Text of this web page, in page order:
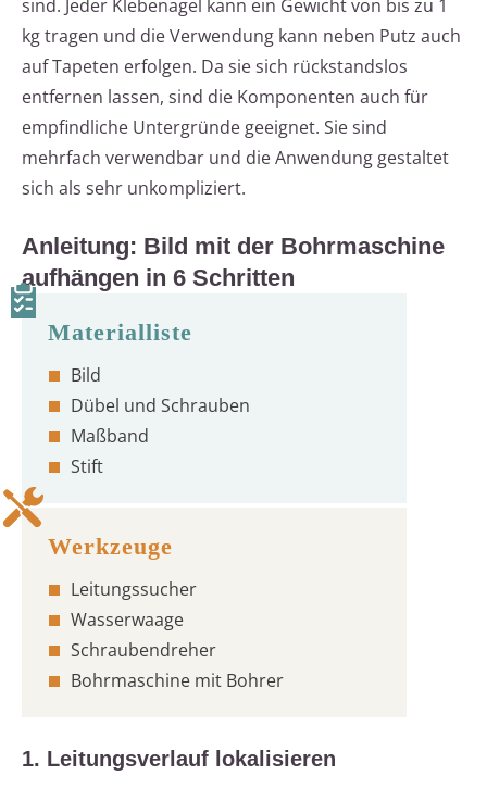
sind. Jeder Klebenagel kann ein Gewicht von bis zu 1
kg tragen und die Verwendung kann neben Putz auch
auf Tapeten erfolgen. Da sie sich rückstandslos
entfernen lassen, sind die Komponenten auch für
empfindliche Untergründe geeignet. Sie sind
mehrfach verwendbar und die Anwendung gestaltet
sich als sehr unkompliziert.
Anleitung: Bild mit der Bohrmaschine
aufhängen in 6 Schritten
Bild
Dübel und Schrauben
Maßband
Stift
Leitungssucher
Wasserwaage
Schraubendreher
Bohrmaschine mit Bohrer
1. Leitungsverlauf lokalisieren